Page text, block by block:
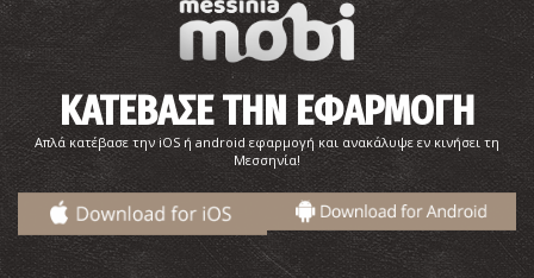
ΚΑΤΕΒΑΣΕ ΤΗΝ ΕΦΑΡΜΟΓΗ
Απλά κατέβασε την iOS ή android εφαρμογή και ανακάλυψε εν κινήσει τη
Μεσσηνία!